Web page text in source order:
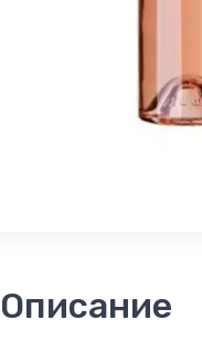
Описание